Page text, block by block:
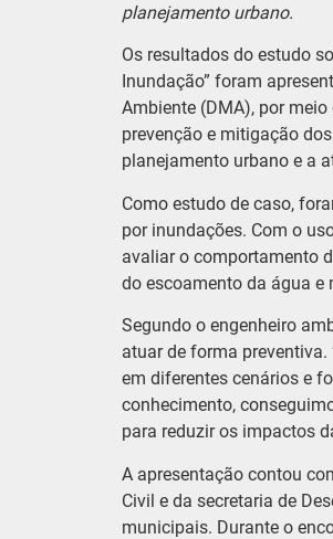
planejamento urbano.
Os resultados do estudo
Inundação” foram
Ambiente (DMA), por
prevenção e mitigação
planejamento urbano e a
Como estudo de caso,
por inundações. Com o
avaliar o comportamento
do escoamento da água
Segundo o engenheiro
atuar de forma
em diferentes cenários e
conhecimento,
para reduzir os impactos
A apresentação contou
Civil e da secretaria de
municipais. Durante o